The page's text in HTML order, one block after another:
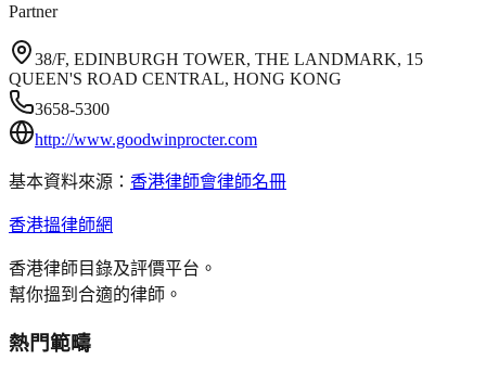
Partner
38/F, EDINBURGH TOWER, THE LANDMARK, 15
QUEEN'S ROAD CENTRAL, HONG KONG
3658-5300
http://www.goodwinprocter.com
基本資料來源： 香港律師會律師名冊
香港搵律師網
香港律師目錄及評價平台。
幫你搵到合適的律師。
熱門範疇